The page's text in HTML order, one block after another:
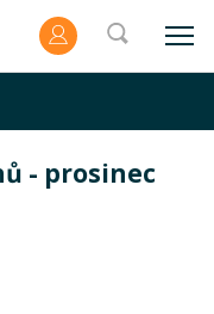
- prosinec